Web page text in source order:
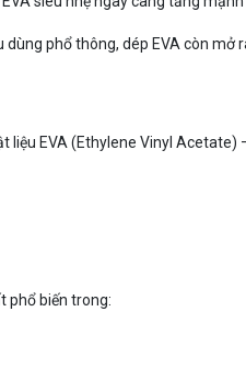
dùng phổ thông, dép EVA còn
liệu EVA (Ethylene Vinyl
phổ biến trong: